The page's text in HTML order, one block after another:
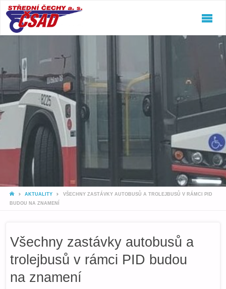
HOMEAKTUALITY
VŠECHNY ZASTÁVKY AUTOBUSŮ A TROLEJBUSŮ V RÁMCI PID
BUDOU NA ZNAMENÍ
Všechny zastávky autobusů a
trolejbusů v rámci PID budou
na znamení